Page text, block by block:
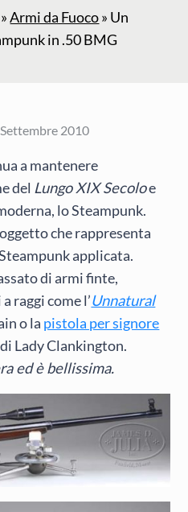
»Armi da Fuoco» Un
in .50 BMG
2010
a mantenere
del Lungo XIX Secoloe
lo Steampunk.
che rappresenta
applicata.
di armi finte,
raggi come l’Unnatural
o la pistola per signore
Lady Clankington.
ed è bellissima.